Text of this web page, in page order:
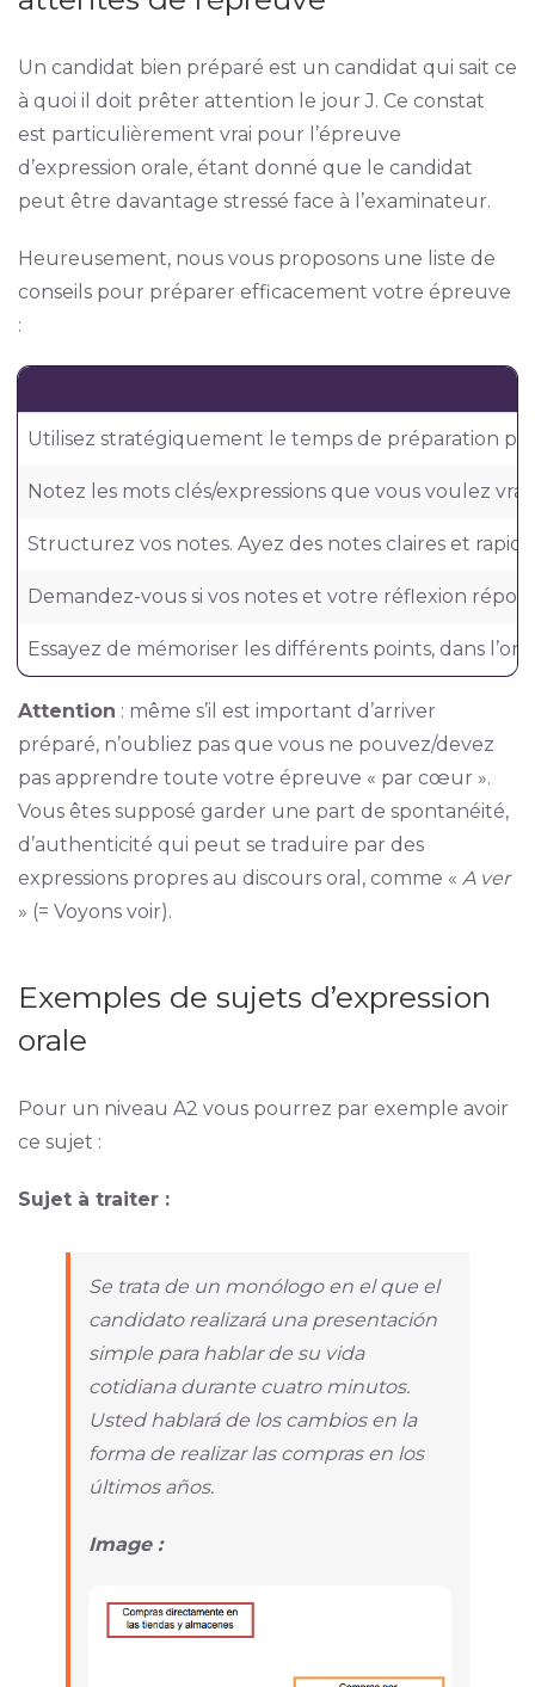
Un candidat bien préparé est un candidat qui sait ce
à quoi il doit prêter attention le jour J. Ce constat
est particulièrement vrai pour l’épreuve
d’expression orale, étant donné que le candidat
peut être davantage stressé face à l’examinateur.
Heureusement, nous vous proposons une liste de
conseils pour préparer efficacement votre épreuve
:
Utilisez stratégiquement le temps de préparation
Notez les mots clés/expressions que vous voulez
Structurez vos notes. Ayez des notes claires et
Demandez-vous si vos notes et votre réflexion
Essayez de mémoriser les différents points, dans
Attention : même s’il est important d’arriver
préparé, n’oubliez pas que vous ne pouvez/devez
pas apprendre toute votre épreuve « par cœur ».
Vous êtes supposé garder une part de spontanéité,
d’authenticité qui peut se traduire par des
expressions propres au discours oral, comme « A ver
» (= Voyons voir).
Exemples de sujets d’expression
orale
Pour un niveau A2 vous pourrez par exemple avoir
ce sujet :
Sujet à traiter :
Se trata de un monólogo en el que el
candidato realizará una presentación
simple para hablar de su vida
cotidiana durante cuatro minutos.
Usted hablará de los cambios en la
forma de realizar las compras en los
últimos años.
Image :